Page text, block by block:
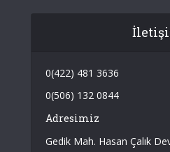
0(422) 481 3636
0(506) 132 0844
Adresimiz
Gedik Mah. Hasan Çalık